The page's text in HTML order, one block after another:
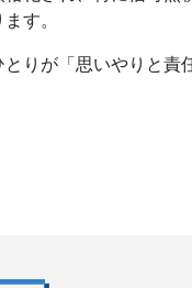
す。
りが「思いやりと責